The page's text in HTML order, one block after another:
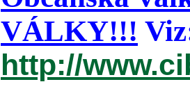
VÁLKY!!!
http://